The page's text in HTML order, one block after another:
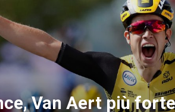
Van Aert più